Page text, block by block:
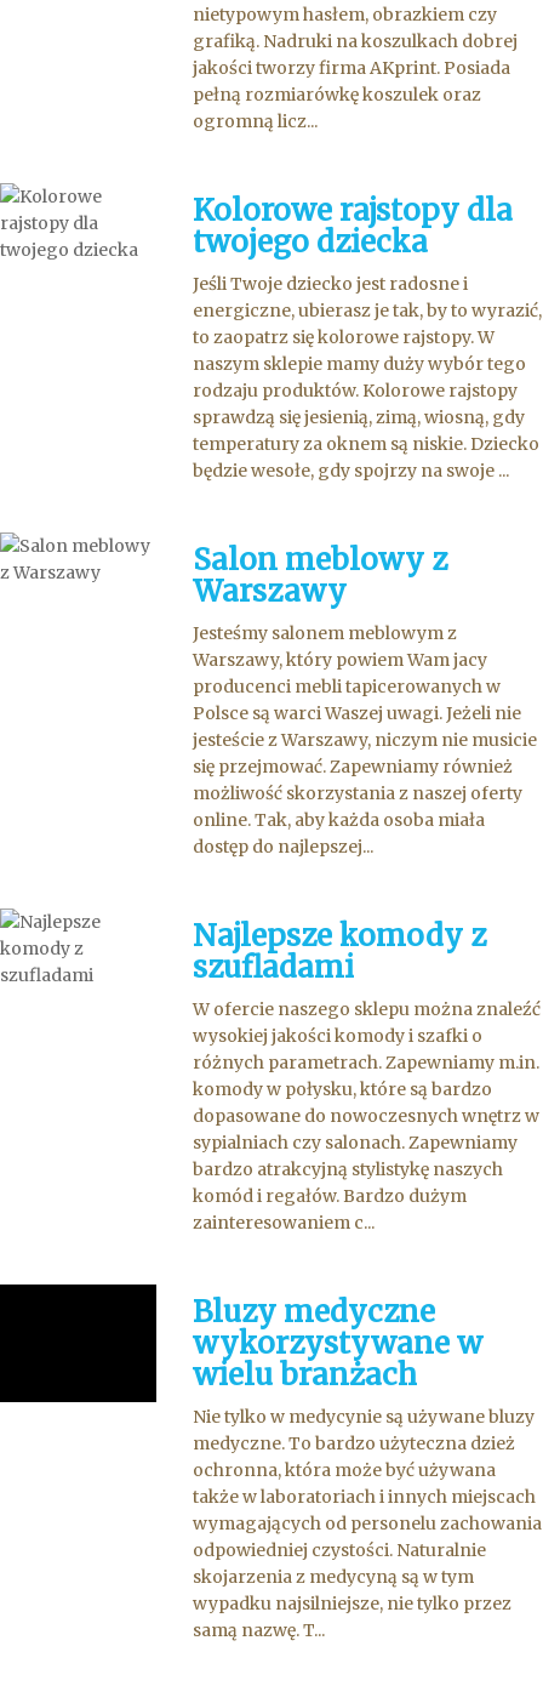
nietypowym hasłem, obrazkiem czy
grafiką. Nadruki na koszulkach dobrej
jakości tworzy firma AKprint. Posiada
pełną rozmiarówkę koszulek oraz
ogromną licz...
Kolorowe rajstopy dla
twojego dziecka
Jeśli Twoje dziecko jest radosne i
energiczne, ubierasz je tak, by to wyrazić,
to zaopatrz się kolorowe rajstopy. W
naszym sklepie mamy duży wybór tego
rodzaju produktów. Kolorowe rajstopy
sprawdzą się jesienią, zimą, wiosną, gdy
temperatury za oknem są niskie. Dziecko
będzie wesołe, gdy spojrzy na swoje ...
Salon meblowy z
Warszawy
Jesteśmy salonem meblowym z
Warszawy, który powiem Wam jacy
producenci mebli tapicerowanych w
Polsce są warci Waszej uwagi. Jeżeli nie
jesteście z Warszawy, niczym nie musicie
się przejmować. Zapewniamy również
możliwość skorzystania z naszej oferty
online. Tak, aby każda osoba miała
dostęp do najlepszej...
Najlepsze komody z
szufladami
W ofercie naszego sklepu można znaleźć
wysokiej jakości komody i szafki o
różnych parametrach. Zapewniamy m.in.
komody w połysku, które są bardzo
dopasowane do nowoczesnych wnętrz w
sypialniach czy salonach. Zapewniamy
bardzo atrakcyjną stylistykę naszych
komód i regałów. Bardzo dużym
zainteresowaniem c...
Bluzy medyczne
wykorzystywane w
wielu branżach
Nie tylko w medycynie są używane bluzy
medyczne. To bardzo użyteczna dzież
ochronna, która może być używana
także w laboratoriach i innych miejscach
wymagających od personelu zachowania
odpowiedniej czystości. Naturalnie
skojarzenia z medycyną są w tym
wypadku najsilniejsze, nie tylko przez
samą nazwę. T...